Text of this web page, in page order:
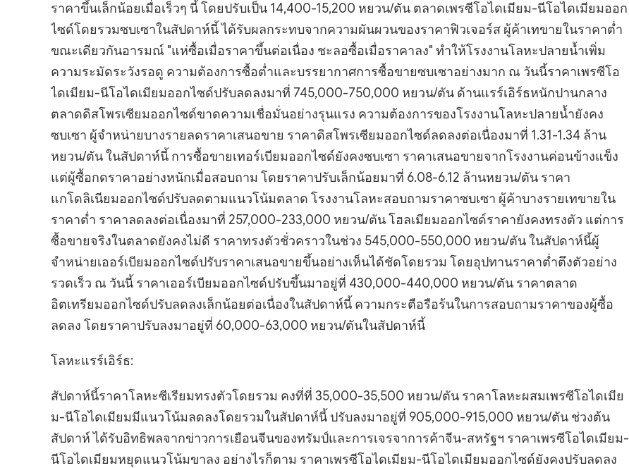
ราคาขึ้นเล็กน้อยเมื่อเร็วๆ นี้ โดยปรับเป็น 14,400-15,200 หยวน/ตัน ตลาดเพรซีโอไดเมียม-นีโอไดเมียมออก
ไซด์โดยรวมซบเซาในสัปดาห์นี้ ได้รับผลกระทบจากความผันผวนของราคาฟิวเจอร์ส ผู้ค้าเทขายในราคาต่ำ
ขณะเดียวกันอารมณ์ "แห่ซื้อเมื่อราคาขึ้นต่อเนื่อง ชะลอซื้อเมื่อราคาลง" ทำให้โรงงานโลหะปลายน้ำเพิ่ม
ความระมัดระวังรอดู ความต้องการซื้อต่ำและบรรยากาศการซื้อขายซบเซาอย่างมาก ณ วันนี้ราคาเพรซีโอ
ไดเมียม-นีโอไดเมียมออกไซด์ปรับลดลงมาที่ 745,000-750,000 หยวน/ตัน ด้านแรร์เอิร์ธหนักปานกลาง
ตลาดดิสโพรเซียมออกไซด์ขาดความเชื่อมั่นอย่างรุนแรง ความต้องการของโรงงานโลหะปลายน้ำยังคง
ซบเซา ผู้จำหน่ายบางรายลดราคาเสนอขาย ราคาดิสโพรเซียมออกไซด์ลดลงต่อเนื่องมาที่ 1.31-1.34 ล้าน
หยวน/ตัน ในสัปดาห์นี้ การซื้อขายเทอร์เบียมออกไซด์ยังคงซบเซา ราคาเสนอขายจากโรงงานค่อนข้างแข็ง
แต่ผู้ซื้อกดราคาอย่างหนักเมื่อสอบถาม โดยราคาปรับเล็กน้อยมาที่ 6.08-6.12 ล้านหยวน/ตัน ราคา
แกโดลิเนียมออกไซด์ปรับลดตามแนวโน้มตลาด โรงงานโลหะสอบถามราคาซบเซา ผู้ค้าบางรายเทขายใน
ราคาต่ำ ราคาลดลงต่อเนื่องมาที่ 257,000-233,000 หยวน/ตัน โฮลเมียมออกไซด์ราคายังคงทรงตัว แต่การ
ซื้อขายจริงในตลาดยังคงไม่ดี ราคาทรงตัวชั่วคราวในช่วง 545,000-550,000 หยวน/ตัน ในสัปดาห์นี้ผู้
จำหน่ายเออร์เบียมออกไซด์ปรับราคาเสนอขายขึ้นอย่างเห็นได้ชัดโดยรวม โดยอุปทานราคาต่ำตึงตัวอย่าง
รวดเร็ว ณ วันนี้ ราคาเออร์เบียมออกไซด์ปรับขึ้นมาอยู่ที่ 430,000-440,000 หยวน/ตัน ราคาตลาด
อิตเทรียมออกไซด์ปรับลดลงเล็กน้อยต่อเนื่องในสัปดาห์นี้ ความกระตือรือร้นในการสอบถามราคาของผู้ซื้อ
ลดลง โดยราคาปรับลงมาอยู่ที่ 60,000-63,000 หยวน/ตันในสัปดาห์นี้
โลหะแรร์เอิร์ธ:
สัปดาห์นี้ราคาโลหะซีเรียมทรงตัวโดยรวม คงที่ที่ 35,000-35,500 หยวน/ตัน ราคาโลหะผสมเพรซีโอไดเมีย
ม-นีโอไดเมียมมีแนวโน้มลดลงโดยรวมในสัปดาห์นี้ ปรับลงมาอยู่ที่ 905,000-915,000 หยวน/ตัน ช่วงต้น
สัปดาห์ ได้รับอิทธิพลจากข่าวการเยือนจีนของทรัมป์และการเจรจาการค้าจีน-สหรัฐฯ ราคาเพรซีโอไดเมียม-
นีโอไดเมียมหยุดแนวโน้มขาลง อย่างไรก็ตาม ราคาเพรซีโอไดเมียม-นีโอไดเมียมออกไซด์ยังคงปรับลดลง